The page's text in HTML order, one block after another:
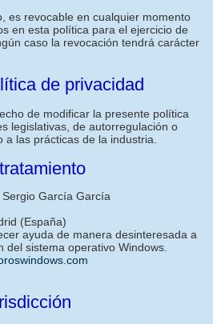
es revocable en cualquier momento
en esta política para el ejercicio de
caso la revocación tendrá carácter
de privacidad
de modificar la presente política
legislativas, de autorregulación o
las prácticas de la industria.
García García
(España)
ayuda de manera desinteresada a
del sistema operativo Windows.